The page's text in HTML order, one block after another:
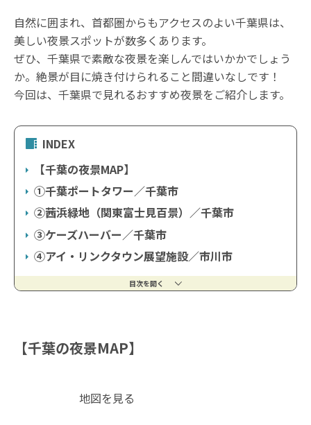
自然に囲まれ、首都圏からもアクセスのよい千葉県は、
美しい夜景スポットが数多くあります。
ぜひ、千葉県で素敵な夜景を楽しんではいかかでしょう
か。絶景が目に焼き付けられること間違いなしです！
今回は、千葉県で見れるおすすめ夜景をご紹介します。
INDEX
【千葉の夜景MAP】
①千葉ポートタワー／千葉市
②茜浜緑地（関東富士見百景）／千葉市
③ケーズハーバー／千葉市
④アイ・リンクタウン展望施設／市川市
目次を開く
【千葉の夜景MAP】
地図を見る